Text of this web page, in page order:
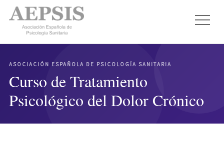
ASOCIACIÓN ESPAÑOLA DE PSICOLOGÍA SANITARIA
Curso de Tratamiento
Psicológico del Dolor Crónico